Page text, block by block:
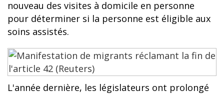
nouveau des visites à domicile en personne
pour déterminer si la personne est éligible aux
soins assistés.
L'année dernière, les législateurs ont prolongé